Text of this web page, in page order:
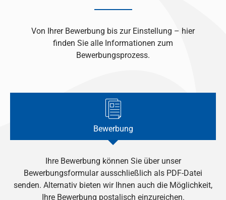
Von Ihrer Bewerbung bis zur Einstellung – hier
finden Sie alle Informationen zum
Bewerbungsprozess.
Bewerbung
Ihre Bewerbung können Sie über unser
Bewerbungsformular ausschließlich als PDF-Datei
senden. Alternativ bieten wir Ihnen auch die Möglichkeit,
Ihre Bewerbung postalisch einzureichen.